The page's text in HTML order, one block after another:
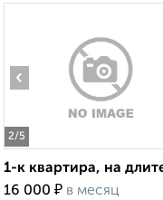
2/5
‹
1-к квартира, на
16 000 ₽ в месяц